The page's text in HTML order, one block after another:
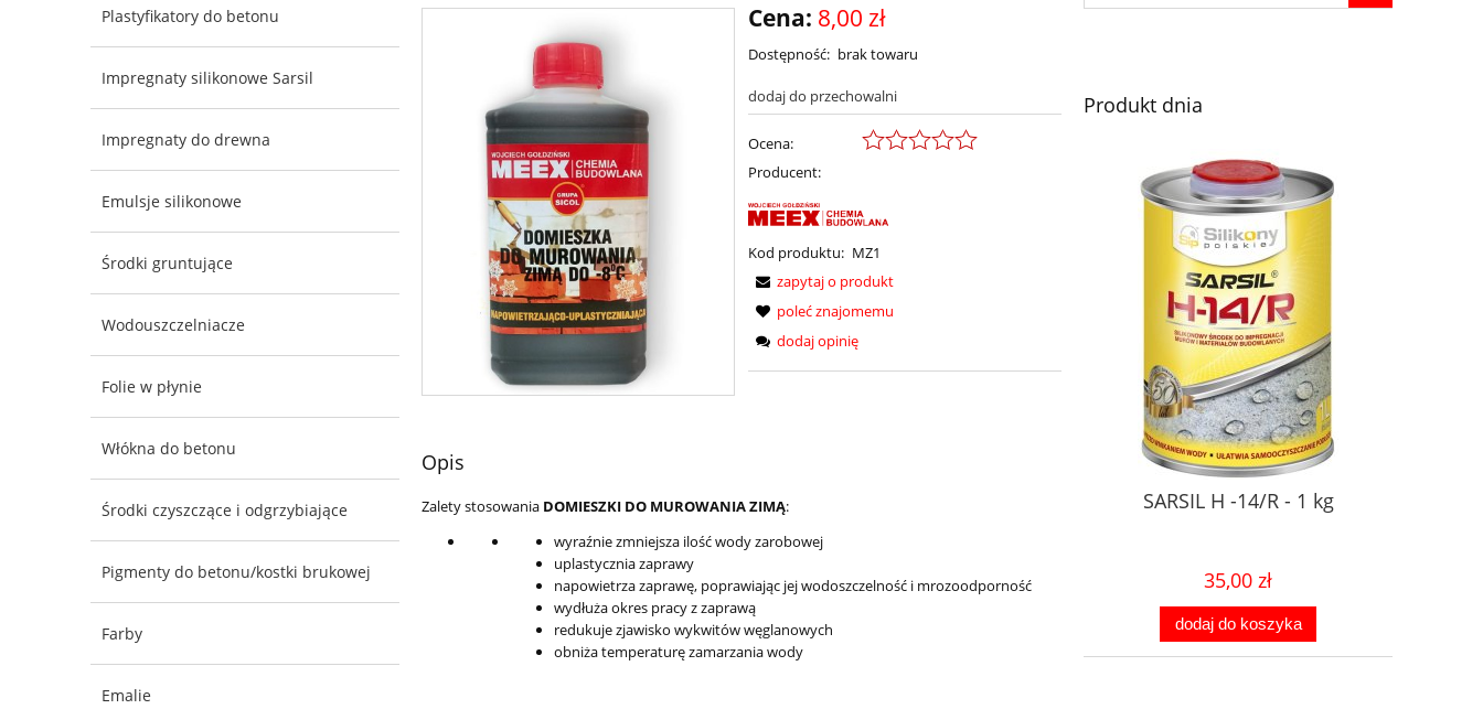
Plastyfikatory do betonu
Impregnaty silikonowe Sarsil
Impregnaty do drewna
Emulsje silikonowe
Środki gruntujące
Wodouszczelniacze
Folie w płynie
Włókna do betonu
Środki czyszczące i odgrzybiające
Pigmenty do betonu/kostki brukowej
Farby
Emalie
Cena: 8,00 zł
Dostępność: brak towaru
dodaj do przechowalni
Ocena:
Producent:
Kod produktu: MZ1
zapytaj o produkt
poleć znajomemu
dodaj opinię
Opis
Zalety stosowania DOMIESZKI DO MUROWANIA ZIMĄ:
wyraźnie zmniejsza ilość wody zarobowej
uplastycznia zaprawy
napowietrza zaprawę, poprawiając jej wodoszczelność i mrozoodporność
wydłuża okres pracy z zaprawą
redukuje zjawisko wykwitów węglanowych
obniża temperaturę zamarzania wody
Produkt dnia
SARSIL H -14/R - 1 kg
35,00 zł
dodaj do koszyka